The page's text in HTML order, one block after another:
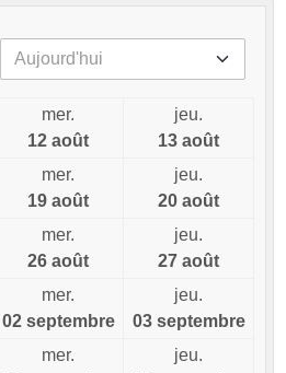
mer.
12 août
jeu.
13 août
mer.
19 août
jeu.
20 août
mer.
26 août
jeu.
27 août
mer.
02 septembre
jeu.
03 septembre
mer.
jeu.